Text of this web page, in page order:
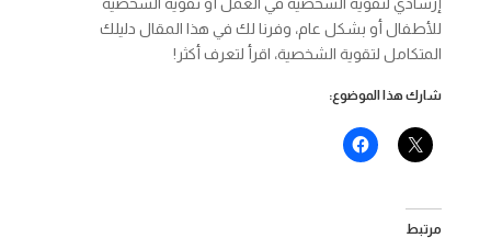
للأطفال أو بشكل عام، وفرنا لك في هذا المقال دليلك
المتكامل لتقوية الشخصية، اقرأ لتعرف أكثر!
شارك هذا الموضوع:
مرتبط